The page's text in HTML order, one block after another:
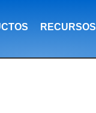
RECURSOS